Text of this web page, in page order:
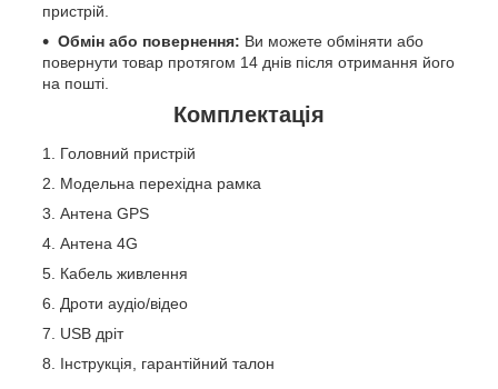
пристрій.
Обмін або повернення: Ви можете обміняти або
повернути товар протягом 14 днів після отримання його
на пошті.
Комплектація
Головний пристрій
Модельна перехідна рамка
Антена GPS
Антена 4G
Кабель живлення
Дроти аудіо/відео
USB дріт
Інструкція, гарантійний талон